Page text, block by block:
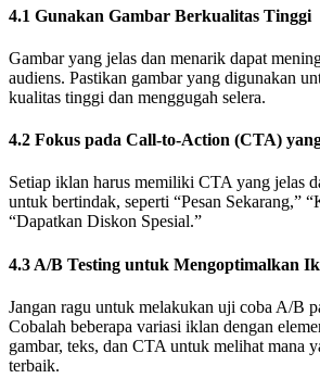
4.1 Gunakan Gambar Berkualitas Tinggi
Gambar yang jelas dan menarik dapat
audiens. Pastikan gambar yang digunakan
kualitas tinggi dan menggugah selera.
4.2 Fokus pada Call-to-Action (CTA)
Setiap iklan harus memiliki CTA yang jelas
untuk bertindak, seperti “Pesan Sekarang,”
“Dapatkan Diskon Spesial.”
4.3 A/B Testing untuk Mengoptimalkan
Jangan ragu untuk melakukan uji coba A/B
Cobalah beberapa variasi iklan dengan
gambar, teks, dan CTA untuk melihat mana
terbaik.